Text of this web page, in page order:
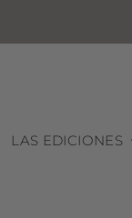
LAS EDICIONES